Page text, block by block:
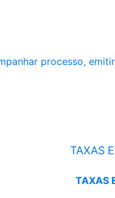
processo,
TAXAS
TAXAS